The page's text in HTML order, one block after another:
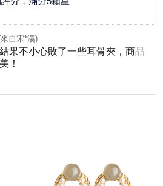
自宋*溪)
果不小心敗了一些耳骨夾，商品
！